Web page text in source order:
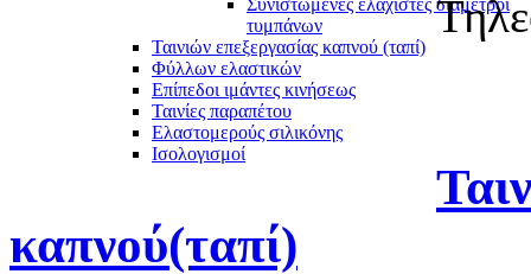
τυμπάνων
Ταινιών επεξεργασίας καπνού (ταπί)
Φύλλων ελαστικών
Επίπεδοι ιμάντες κινήσεως
Ταινίες παραπέτου
Ελαστομερούς σιλικόνης
Ισολογισμοί
καπνού(ταπί)